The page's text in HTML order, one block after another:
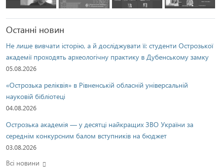
Останні новин
Не лише вивчати історію, а й досліджувати її: студенти Острозької
академії проходять археологічну практику в Дубенському замку
05.08.2026
«Острозька реліквія» в Рівненській обласній універсальній
науковій бібліотеці
04.08.2026
Острозька академія — у десятці найкращих ЗВО України за
середнім конкурсним балом вступників на бюджет
03.08.2026
Всі новини